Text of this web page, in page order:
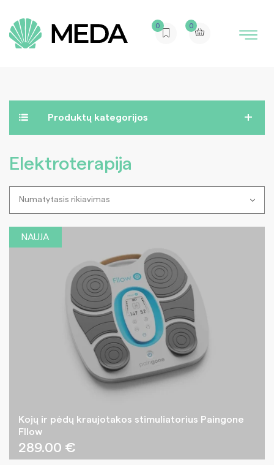
0 0
Produktų kategorijos
Elektroterapija
NAUJA
Kojų ir pėdų kraujotakos stimuliatorius Paingone
Fllow
289.00 €